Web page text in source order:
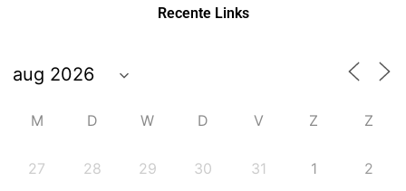
Recente Links
M D W D V Z Z
27 28 29 30 31 1 2